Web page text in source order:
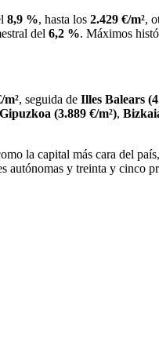
8,9 %, hasta los2.429 €/m²,
del6,2 %. Máximos
, seguida deIlles Balears
Gipuzkoa (3.889 €/m²),
la capital más cara del
autónomas y treinta y cinco